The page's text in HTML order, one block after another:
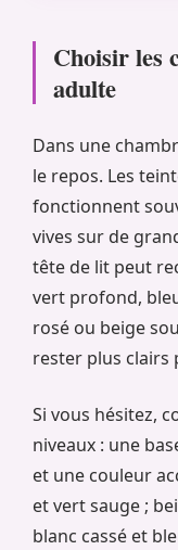
Choisir les
adulte
Dans une
le repos. Les
fonctionnent
vives sur de
tête de lit peut
vert profond,
rosé ou beige
rester plus clairs
Si vous hésitez,
niveaux : une
et une couleur
et vert sauge ;
blanc cassé et